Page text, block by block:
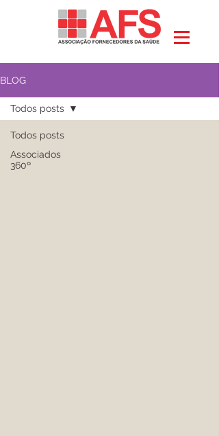
BLOG
Todos posts
Associados
360º
Todos posts